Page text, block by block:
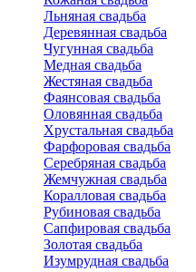
Льняная свадьба
Деревянная свадьба
Чугунная свадьба
Медная свадьба
Жестяная свадьба
Фаянсовая свадьба
Оловянная свадьба
Хрустальная свадьба
Фарфоровая свадьба
Серебряная свадьба
Жемчужная свадьба
Коралловая свадьба
Рубиновая свадьба
Сапфировая свадьба
Золотая свадьба
Изумрудная свадьба